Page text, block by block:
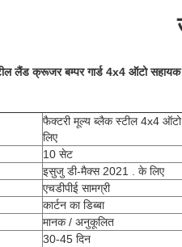
लैंड क्रूजर बम्पर गार्ड 4x4 ऑटो
फैक्टरी मूल्य ब्लैक स्टील 4x4
लिए
10 सेट
इसुजु डी-मैक्स 2021 . के लिए
एचडीपीई सामग्री
कार्टन का डिब्बा
मानक / अनुकूलित
30-45 दिन